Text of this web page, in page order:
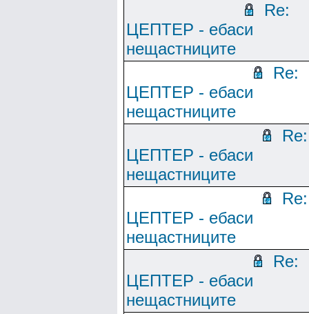
Re:
ЦЕПТЕР - ебаси
нещастниците
Re:
ЦЕПТЕР - ебаси
нещастниците
Re:
ЦЕПТЕР - ебаси
нещастниците
Re:
ЦЕПТЕР - ебаси
нещастниците
Re:
ЦЕПТЕР - ебаси
нещастниците